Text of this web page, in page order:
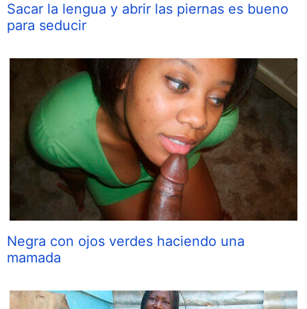
Sacar la lengua y abrir las piernas es bueno
para seducir
Negra con ojos verdes haciendo una
mamada